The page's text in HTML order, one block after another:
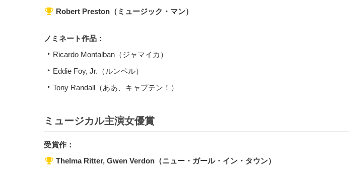
Robert Preston（ミュージック・マン）
ノミネート作品：
Ricardo Montalban（ジャマイカ）
Eddie Foy, Jr.（ルンペル）
Tony Randall（ああ、キャプテン！）
ミュージカル主演女優賞
受賞作：
Thelma Ritter, Gwen Verdon（ニュー・ガール・イン・タウン）